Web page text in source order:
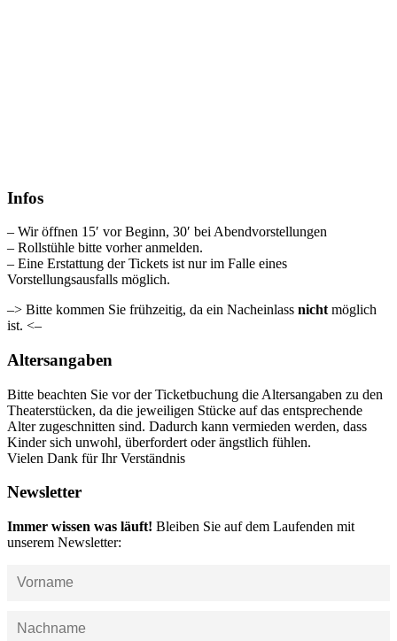
Infos
– Wir öffnen 15′ vor Beginn, 30′ bei Abendvorstellungen
– Rollstühle bitte vorher anmelden.
– Eine Erstattung der Tickets ist nur im Falle eines
Vorstellungsausfalls möglich.
–> Bitte kommen Sie frühzeitig, da ein Nacheinlass nicht möglich
ist. <–
Altersangaben
Bitte beachten Sie vor der Ticketbuchung die Altersangaben zu den
Theaterstücken, da die jeweiligen Stücke auf das entsprechende
Alter zugeschnitten sind. Dadurch kann vermieden werden, dass
Kinder sich unwohl, überfordert oder ängstlich fühlen.
Vielen Dank für Ihr Verständnis
Newsletter
Immer wissen was läuft! Bleiben Sie auf dem Laufenden mit
unserem Newsletter: